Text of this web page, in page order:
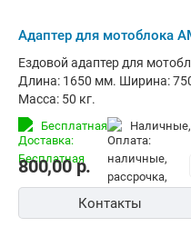
Адаптер для мотоблока
Ездовой адаптер для
Длина: 1650 мм. Ширина:
Масса: 50 кг.
Бесплатная
800,00р.
Контакты